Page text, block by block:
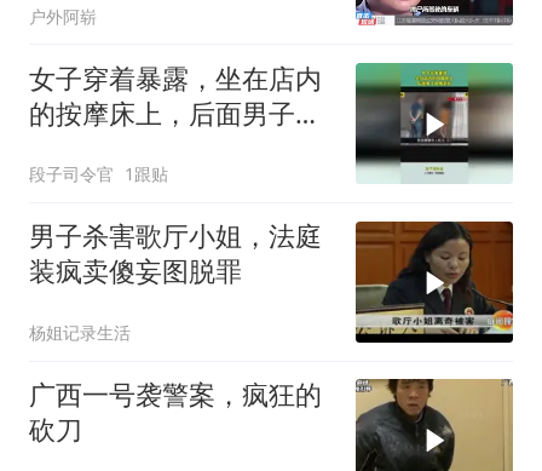
户外阿崭
女子穿着暴露，坐在店内
的按摩床上，后面男子神
段子司令官 1跟贴
男子杀害歌厅小姐，法庭
装疯卖傻妄图脱罪
杨姐记录生活
广西一号袭警案，疯狂的
砍刀